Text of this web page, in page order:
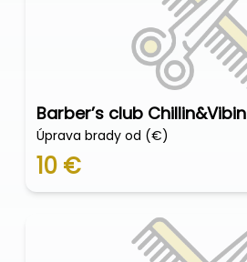
Barber’s club Chillin&Vibin
Úprava brady od (€)
10 €